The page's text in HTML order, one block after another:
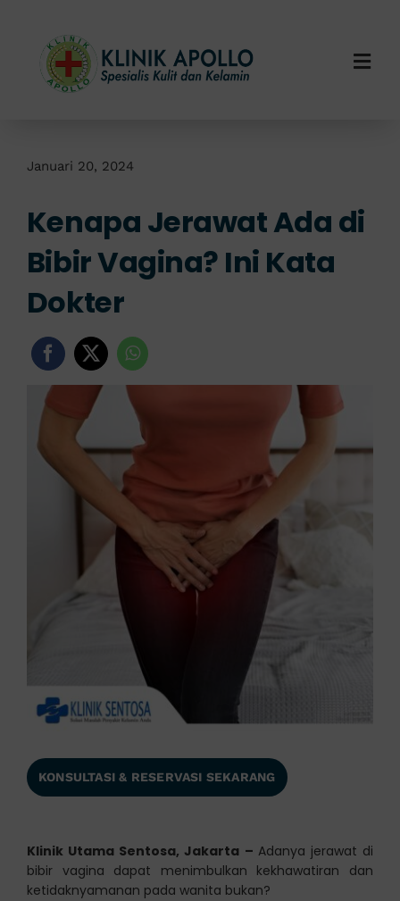
content
Layanan Kami
Info Klinik
Januari 20, 2024
Kenapa Jerawat Ada di
Bibir Vagina? Ini Kata
Dokter
KONSULTASI & RESERVASI SEKARANG
Klinik Utama Sentosa, Jakarta – Adanya jerawat di
bibir vagina dapat menimbulkan kekhawatiran dan
ketidaknyamanan pada wanita bukan?